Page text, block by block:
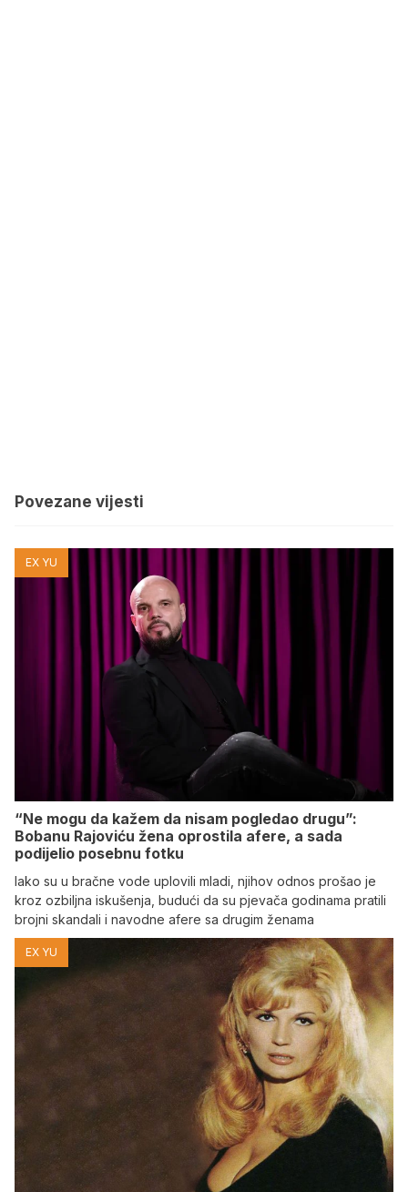
Povezane vijesti
EX YU
“Ne mogu da kažem da nisam pogledao drugu”:
Bobanu Rajoviću žena oprostila afere, a sada
podijelio posebnu fotku
Iako su u bračne vode uplovili mladi, njihov odnos prošao je
kroz ozbiljna iskušenja, budući da su pjevača godinama pratili
brojni skandali i navodne afere sa drugim ženama
EX YU